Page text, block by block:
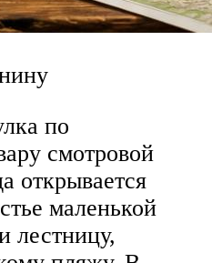
по
смотровой
открывается
маленькой
лестницу,